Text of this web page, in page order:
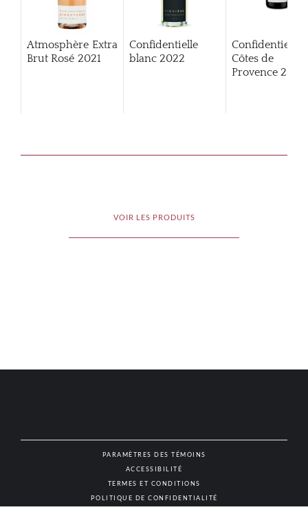
Atmosphère Extra
Brut Rosé 2021
Confidentielle
blanc 2022
Confidentielle
Côtes de
Provence 2024
VOIR LES PRODUITS
PARAMÈTRES DES TÉMOINS
ACCESSIBILITÉ
TERMES ET CONDITIONS
POLITIQUE DE CONFIDENTIALITÉ